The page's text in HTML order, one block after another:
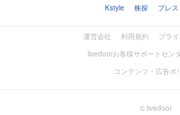
Kstyle
株探 プレ
運営会社 利用規約
プラ
livedoorお客様サポートセン
コンテンツ・広告ポ
© livedoor